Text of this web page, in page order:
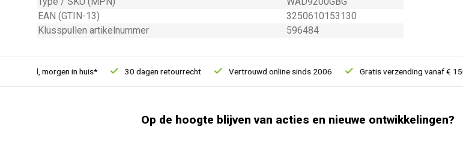
EAN (GTIN-13)
3250610153130
Klusspullen artikelnummer
596484
morgen in huis* 30 dagen retourrecht Vertrouwd online sinds 2006 Gratis verzending vanaf € 150
Op de hoogte blijven van acties en nieuwe ontwikkelingen?